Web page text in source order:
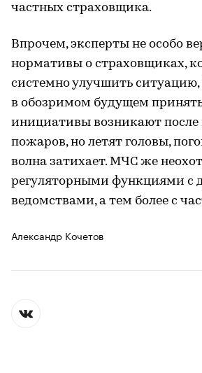
частных страховщика.
Впрочем, эксперты не особо
нормативы о страховщиках,
системно улучшить ситуацию,
в обозримом будущем
инициативы возникают
пожаров, но летят головы,
волна затихает. МЧС же
регуляторными функциями с
ведомствами, а тем более с
Александр Кочетов